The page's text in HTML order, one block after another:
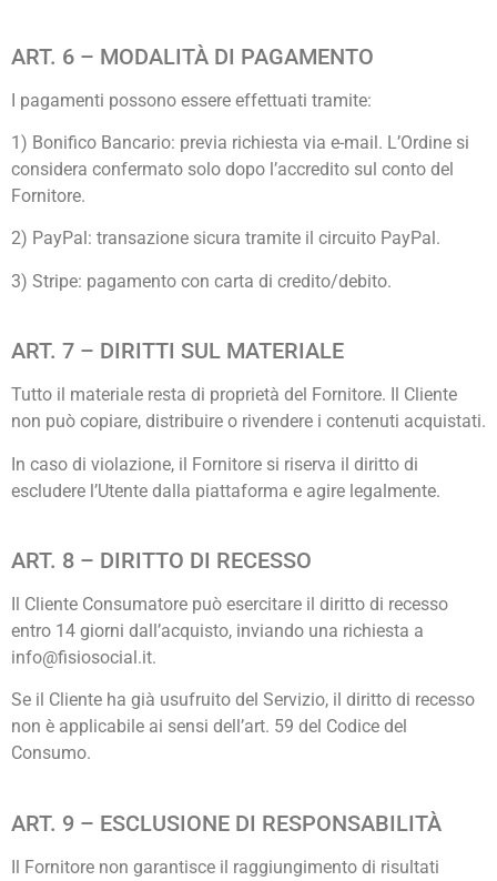
ART. 6 – MODALITÀ DI PAGAMENTO
I pagamenti possono essere effettuati tramite:
1) Bonifico Bancario: previa richiesta via e-mail. L’Ordine si
considera confermato solo dopo l’accredito sul conto del
Fornitore.
2) PayPal: transazione sicura tramite il circuito PayPal.
3) Stripe: pagamento con carta di credito/debito.
ART. 7 – DIRITTI SUL MATERIALE
Tutto il materiale resta di proprietà del Fornitore. Il Cliente
non può copiare, distribuire o rivendere i contenuti acquistati.
In caso di violazione, il Fornitore si riserva il diritto di
escludere l’Utente dalla piattaforma e agire legalmente.
ART. 8 – DIRITTO DI RECESSO
Il Cliente Consumatore può esercitare il diritto di recesso
entro 14 giorni dall’acquisto, inviando una richiesta a
info@fisiosocial.it.
Se il Cliente ha già usufruito del Servizio, il diritto di recesso
non è applicabile ai sensi dell’art. 59 del Codice del
Consumo.
ART. 9 – ESCLUSIONE DI RESPONSABILITÀ
Il Fornitore non garantisce il raggiungimento di risultati